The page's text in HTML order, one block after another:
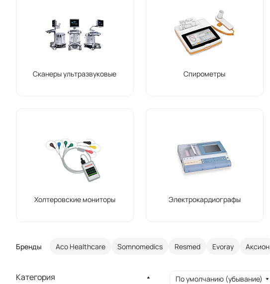
Сканеры ультразвуковые Спирометры
Холтеровские мониторы Электрокардиографы
Бренды Aco Healthcare Somnomedics Resmed Evoray Аксион
По умолчанию (убывание)
Категория